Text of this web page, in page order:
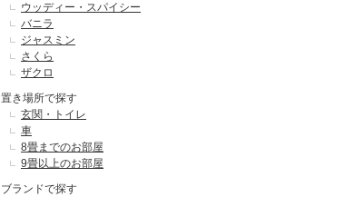
ウッディー・スパイシー
バニラ
ジャスミン
さくら
ザクロ
置き場所で探す
玄関・トイレ
車
8畳までのお部屋
9畳以上のお部屋
ブランドで探す